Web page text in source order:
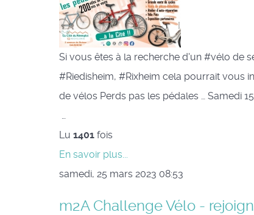
Si vous êtes à la recherche d'un #vélo de
#Riedisheim, #Rixheim cela pourrait vous
de vélos Perds pas les pédales … Samedi
…
Lu 1401 fois
En savoir plus...
samedi, 25 mars 2023 08:53
m2A Challenge Vélo -